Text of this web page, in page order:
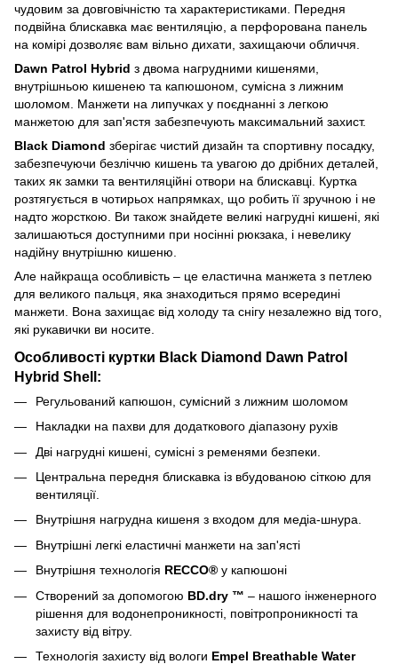
чудовим за довговічністю та характеристиками. Передня
подвійна блискавка має вентиляцію, а перфорована панель
на комірі дозволяє вам вільно дихати, захищаючи обличчя.
Dawn Patrol Hybrid з двома нагрудними кишенями,
внутрішньою кишенею та капюшоном, сумісна з лижним
шоломом. Манжети на липучках у поєднанні з легкою
манжетою для зап'ястя забезпечують максимальний захист.
Black Diamond зберігає чистий дизайн та спортивну посадку,
забезпечуючи безліччю кишень та увагою до дрібних деталей,
таких як замки та вентиляційні отвори на блискавці. Куртка
розтягується в чотирьох напрямках, що робить її зручною і не
надто жорсткою. Ви також знайдете великі нагрудні кишені, які
залишаються доступними при носінні рюкзака, і невелику
надійну внутрішню кишеню.
Але найкраща особливість – це еластична манжета з петлею
для великого пальця, яка знаходиться прямо всередині
манжети. Вона захищає від холоду та снігу незалежно від того,
які рукавички ви носите.
Особливості куртки Black Diamond Dawn Patrol
Hybrid Shell:
Регульований капюшон, сумісний з лижним шоломом
Накладки на пахви для додаткового діапазону рухів
Дві нагрудні кишені, сумісні з ременями безпеки.
Центральна передня блискавка із вбудованою сіткою для
вентиляції.
Внутрішня нагрудна кишеня з входом для медіа-шнура.
Внутрішні легкі еластичні манжети на зап'ясті
Внутрішня технологія RECCO® у капюшоні
Створений за допомогою BD.dry ™ – нашого інженерного
рішення для водонепроникності, повітропроникності та
захисту від вітру.
Технологія захисту від вологи Empel Breathable Water